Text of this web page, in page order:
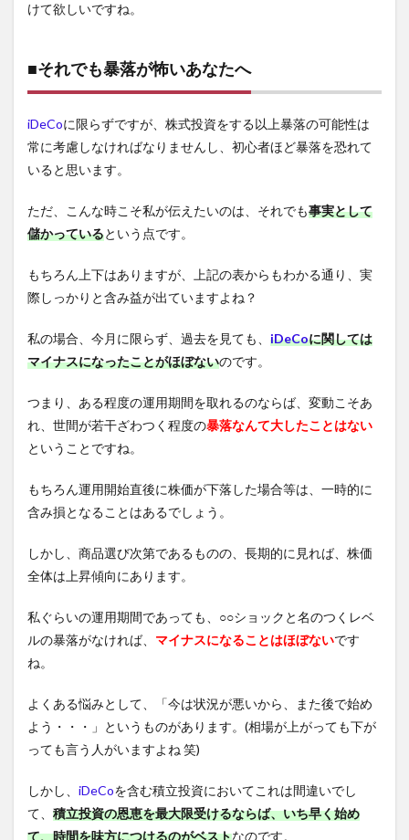
けて欲しいですね。
■それでも暴落が怖いあなたへ
iDeCoに限らずですが、株式投資をする以上暴落の可能性は
常に考慮しなければなりませんし、初心者ほど暴落を恐れて
いると思います。
ただ、こんな時こそ私が伝えたいのは、それでも事実として
儲かっているという点です。
もちろん上下はありますが、上記の表からもわかる通り、実
際しっかりと含み益が出ていますよね？
私の場合、今月に限らず、過去を見ても、 iDeCoに関しては
マイナスになったことがほぼないのです。
つまり、ある程度の運用期間を取れるのならば、変動こそあ
れ、世間が若干ざわつく程度の暴落なんて大したことはない
ということですね。
もちろん運用開始直後に株価が下落した場合等は、一時的に
含み損となることはあるでしょう。
しかし、商品選び次第であるものの、長期的に見れば、株価
全体は上昇傾向にあります。
私ぐらいの運用期間であっても、○○ショックと名のつくレベ
ルの暴落がなければ、 マイナスになることはほぼないです
ね。
よくある悩みとして、「今は状況が悪いから、また後で始め
よう・・・」というものがあります。(相場が上がっても下が
っても言う人がいますよね 笑)
しかし、 iDeCoを含む積立投資においてこれは間違いでし
て、 積立投資の恩恵を最大限受けるならば、いち早く始め
て、時間を味方につけるのがベストなのです。